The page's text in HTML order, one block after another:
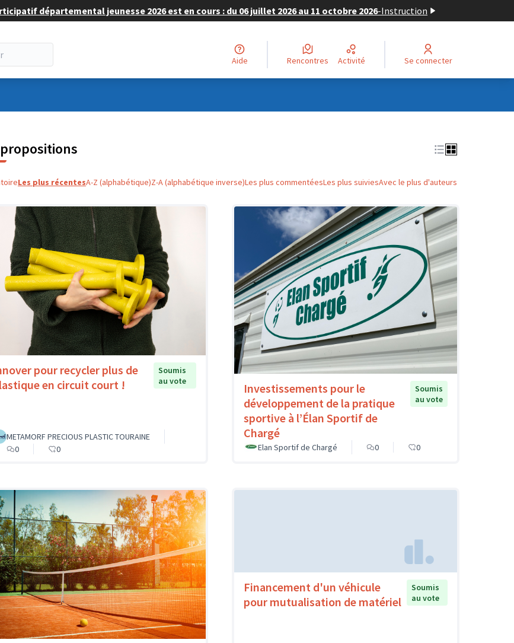
départemental jeunesse 2026 est en cours : du 06 juillet 2026 au 11 octobre 2026-Instruction
Aide Rencontres Activité Se connecter
Les plus récentesA-Z (alphabétique)Z-A (alphabétique inverse)Les plus commentéesLes plus suiviesAvec le plus d'auteurs
pour recycler plus de
en circuit court !
Soumis
au vote
METAMORF PRECIOUS PLASTIC TOURAINE
0
0
Investissements pour le
développement de la pratique
sportive à l’Élan Sportif de
Chargé
Soumis
au vote
Elan Sportif de Chargé 0 0
Financement d'un véhicule
pour mutualisation de matériel
Soumis
au vote